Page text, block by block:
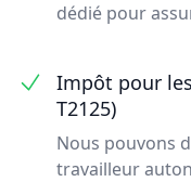
dédié pour
Impôt pour
T2125)
Nous pouvons
travailleur